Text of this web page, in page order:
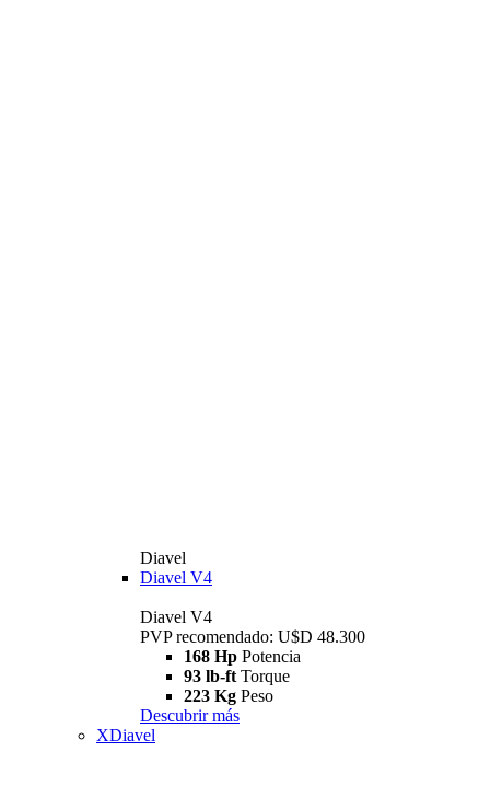
Diavel
Diavel V4
Diavel V4
PVP recomendado: U$D 48.300
168 Hp Potencia
93 lb-ft Torque
223 Kg Peso
Descubrir más
XDiavel